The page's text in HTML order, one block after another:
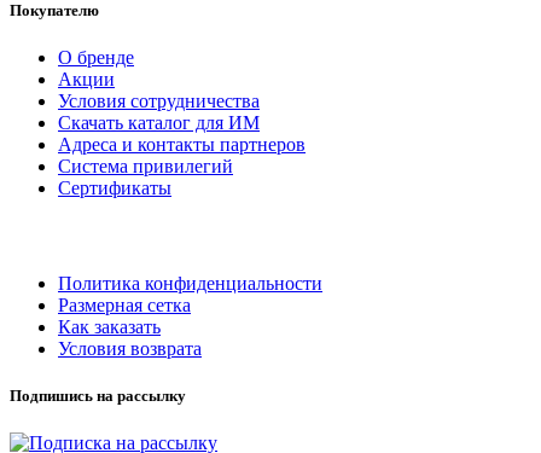
Покупателю
О бренде
Акции
Условия сотрудничества
Скачать каталог для ИМ
Адреса и контакты партнеров
Система привилегий
Сертификаты
Политика конфиденциальности
Размерная сетка
Как заказать
Условия возврата
Подпишись на рассылку